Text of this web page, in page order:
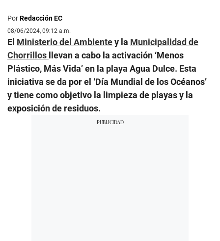
PorRedacción EC
08/06/2024, 09:12 a.m.
El Ministerio del Ambientey la Municipalidad de
Chorrillos llevan a cabo la activación ‘Menos
Plástico, Más Vida’ en la playa Agua Dulce. Esta
iniciativa se da por el ‘Día Mundial de los Océanos’
y tiene como objetivo la limpieza de playas y la
exposición de residuos.